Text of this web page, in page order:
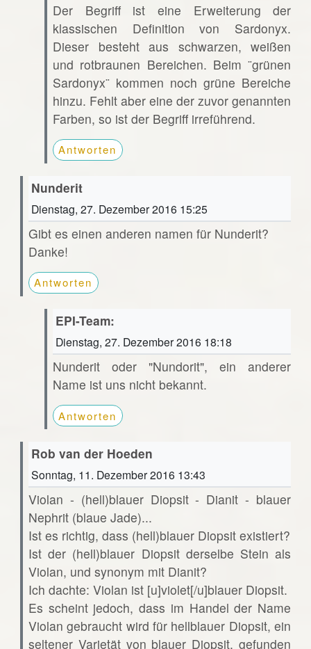
Der Begriff ist eine Erweiterung der
klassischen Definition von Sardonyx.
Dieser besteht aus schwarzen, weißen
und rotbraunen Bereichen. Beim ¨grünen
Sardonyx¨ kommen noch grüne Bereiche
hinzu. Fehlt aber eine der zuvor genannten
Farben, so ist der Begriff irreführend.
Antworten
Nunderit
Dienstag, 27. Dezember 2016 15:25
Gibt es einen anderen namen für Nunderit?
Danke!
Antworten
EPI-Team:
Dienstag, 27. Dezember 2016 18:18
Nunderit oder "Nundorit", ein anderer
Name ist uns nicht bekannt.
Antworten
Rob van der Hoeden
Sonntag, 11. Dezember 2016 13:43
Violan - (hell)blauer Diopsit - Dianit - blauer
Nephrit (blaue Jade)...
Ist es richtig, dass (hell)blauer Diopsit existiert?
Ist der (hell)blauer Diopsit derselbe Stein als
Violan, und synonym mit Dianit?
Ich dachte: Violan ist [u]violet[/u]blauer Diopsit.
Es scheint jedoch, dass im Handel der Name
Violan gebraucht wird für hellblauer Diopsit, ein
seltener Varietät von blauer Diopsit, gefunden